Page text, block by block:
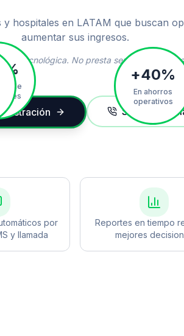
+40%
En ahorros
operativos
%
de
hospitales en LATAM que buscan
aumentar sus ingresos.
tecnológica. No presta servicios
Solicite una
por
y llamada
Reportes en tiempo
mejores